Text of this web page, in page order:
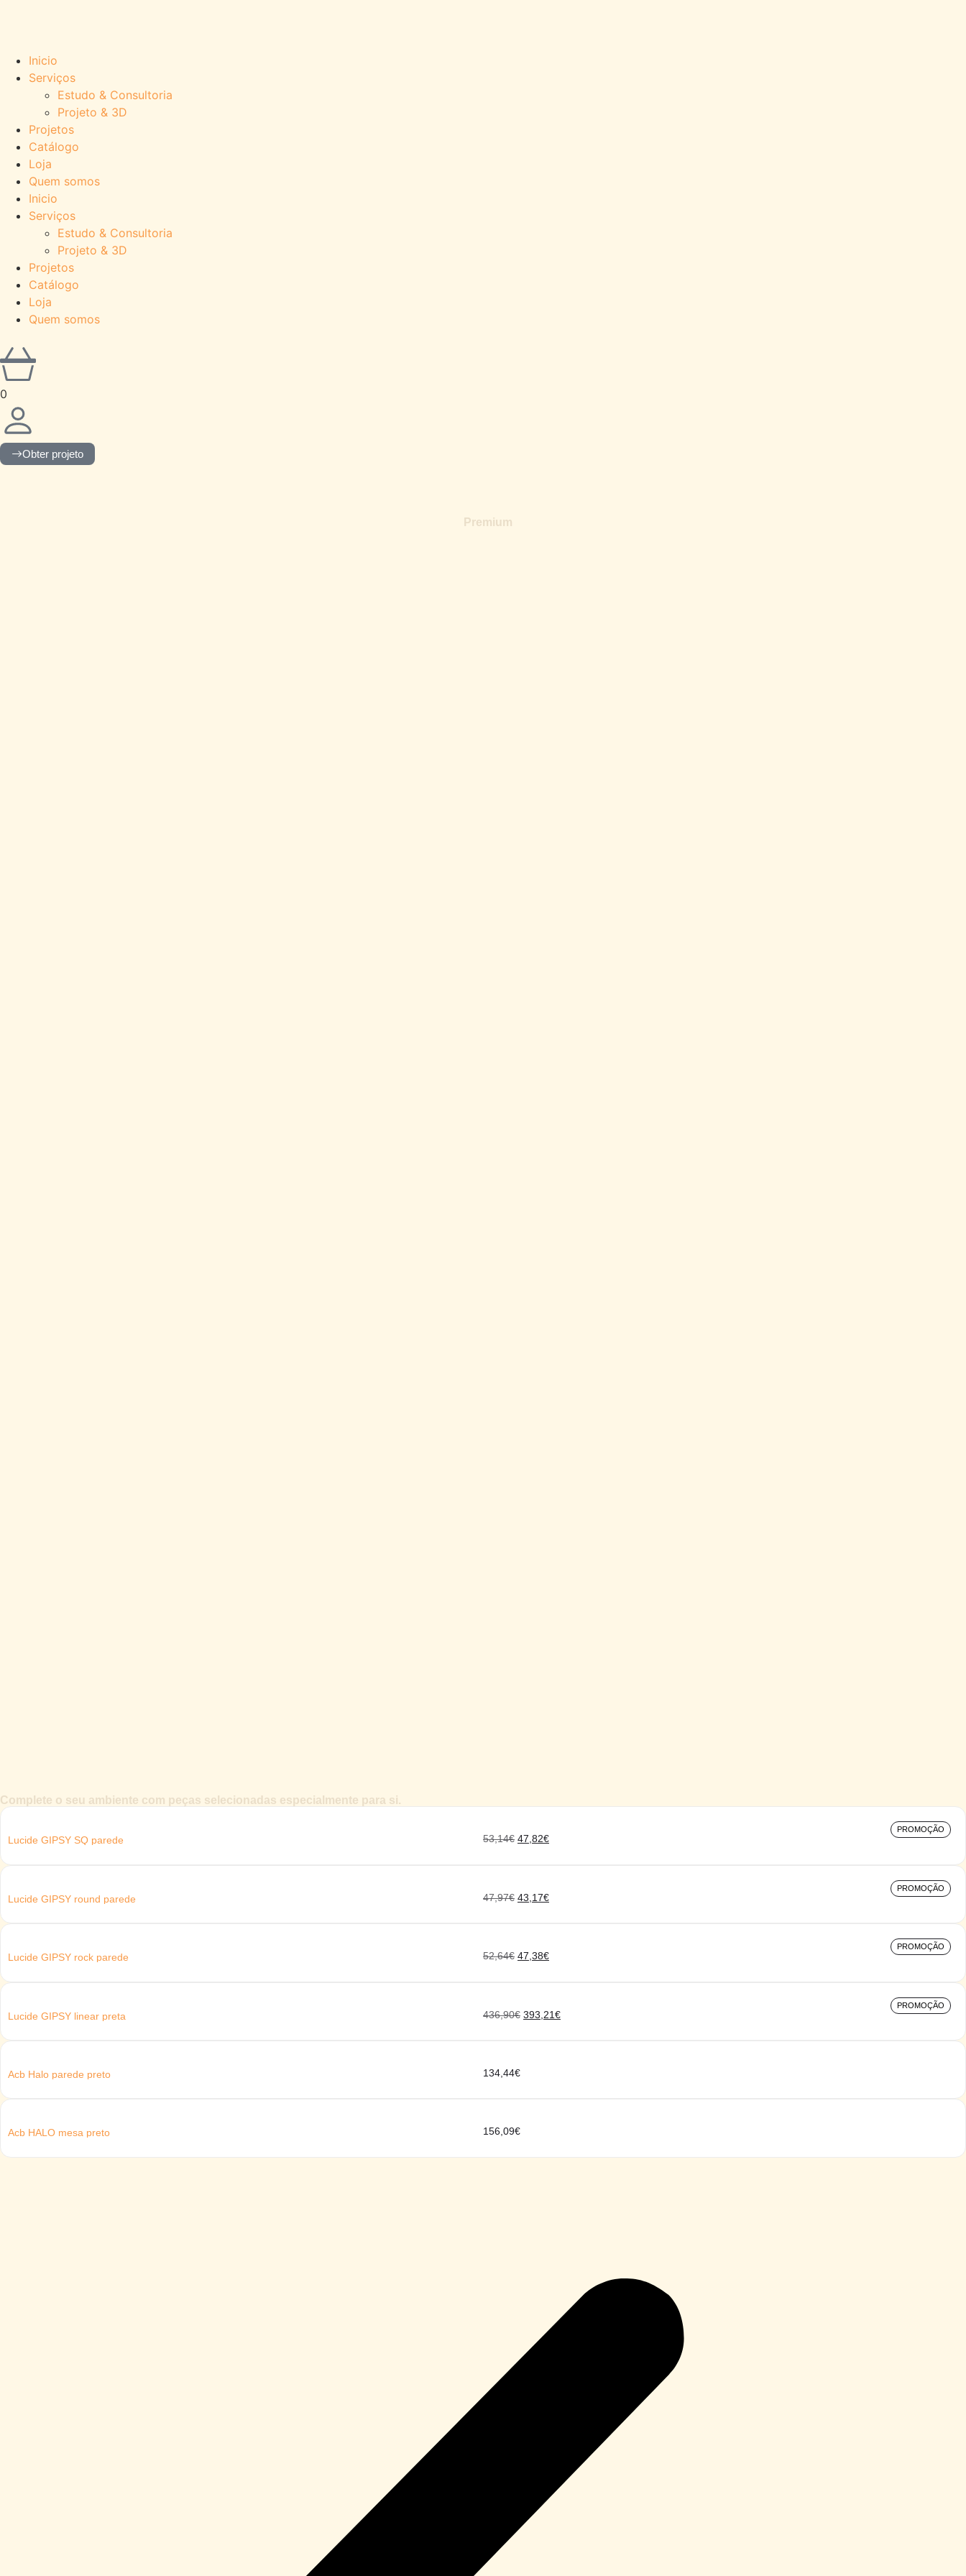
Inicio
Serviços
Estudo & Consultoria
Projeto & 3D
Projetos
Catálogo
Loja
Quem somos
Inicio
Serviços
Estudo & Consultoria
Projeto & 3D
Projetos
Catálogo
Loja
Quem somos
0
Obter projeto
Premium
Complete o seu ambiente com peças selecionadas especialmente para si.
PROMOÇÃO
Lucide GIPSY SQ parede 53,14€ 47,82€
PROMOÇÃO
Lucide GIPSY round parede 47,97€ 43,17€
PROMOÇÃO
Lucide GIPSY rock parede 52,64€ 47,38€
PROMOÇÃO
Lucide GIPSY linear preta 436,90€ 393,21€
Acb Halo parede preto 134,44€
Acb HALO mesa preto 156,09€